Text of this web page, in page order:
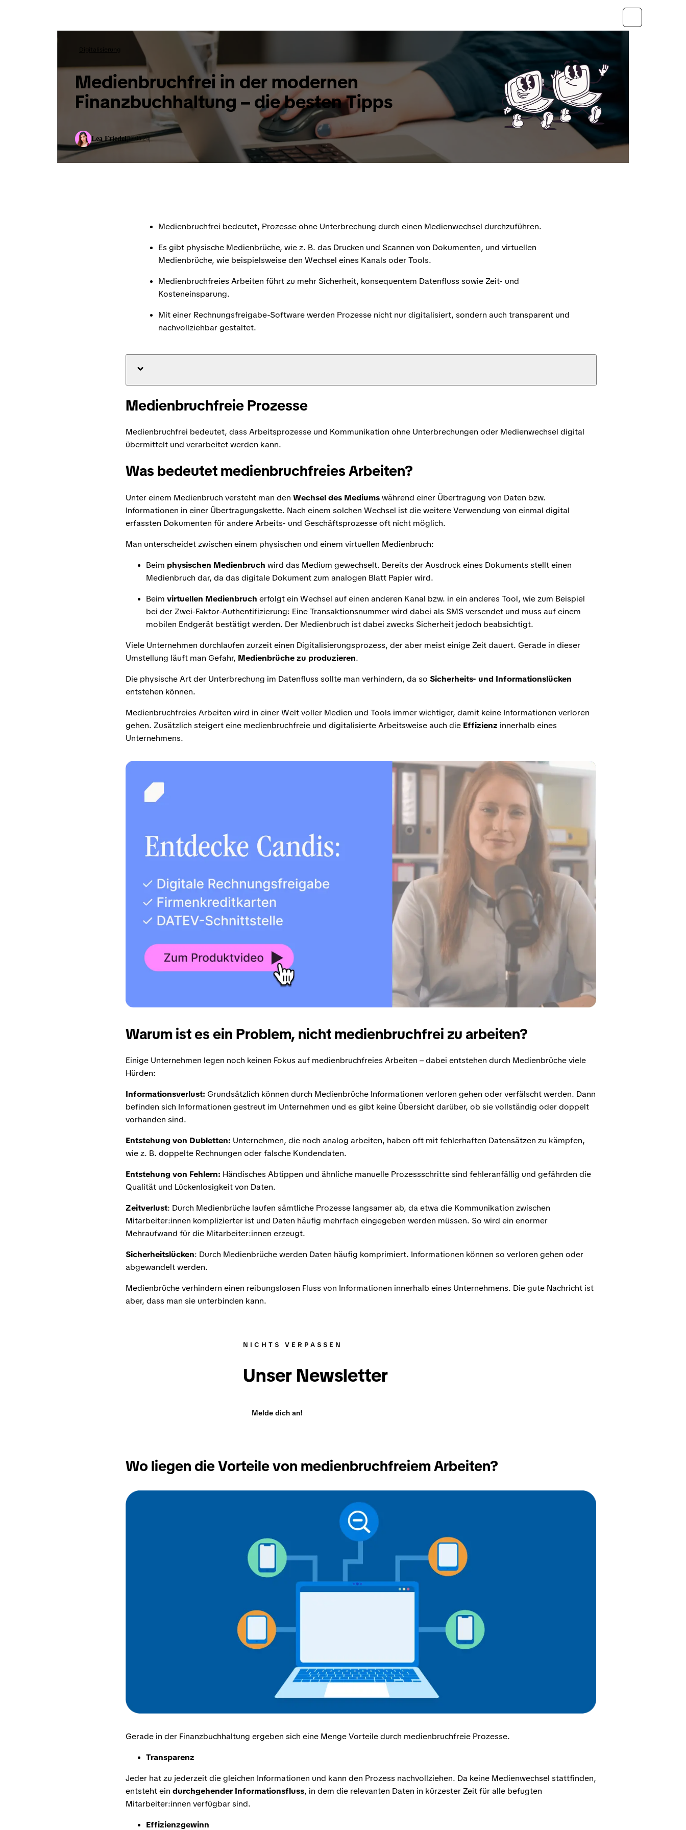
Digitalisierung
Medienbruchfrei in der modernen
Finanzbuchhaltung – die besten Tipps
Lea Friedel|17.05.24|
Medienbruchfrei bedeutet, Prozesse ohne Unterbrechung durch einen Medienwechsel durchzuführen.
Es gibt physische Medienbrüche, wie z. B. das Drucken und Scannen von Dokumenten, und virtuellen
Medienbrüche, wie beispielsweise den Wechsel eines Kanals oder Tools.
Medienbruchfreies Arbeiten führt zu mehr Sicherheit, konsequentem Datenfluss sowie Zeit- und
Kosteneinsparung.
Mit einer Rechnungsfreigabe-Software werden Prozesse nicht nur digitalisiert, sondern auch transparent und
nachvollziehbar gestaltet.
Medienbruchfreie Prozesse
Medienbruchfrei bedeutet, dass Arbeitsprozesse und Kommunikation ohne Unterbrechungen oder Medienwechsel digital
übermittelt und verarbeitet werden kann.
Was bedeutet medienbruchfreies Arbeiten?
Unter einem Medienbruch versteht man den Wechsel des Mediumswährend einer Übertragung von Daten bzw.
Informationen in einer Übertragungskette. Nach einem solchen Wechsel ist die weitere Verwendung von einmal digital
erfassten Dokumenten für andere Arbeits- und Geschäftsprozesse oft nicht möglich.
Man unterscheidet zwischen einem physischen und einem virtuellen Medienbruch:
Beim physischen Medienbruch wird das Medium gewechselt. Bereits der Ausdruck eines Dokuments stellt einen
Medienbruch dar, da das digitale Dokument zum analogen Blatt Papier wird.
Beim virtuellen Medienbruch erfolgt ein Wechsel auf einen anderen Kanal bzw. in ein anderes Tool, wie zum Beispiel
bei der Zwei-Faktor-Authentifizierung: Eine Transaktionsnummer wird dabei als SMS versendet und muss auf einem
mobilen Endgerät bestätigt werden. Der Medienbruch ist dabei zwecks Sicherheit jedoch beabsichtigt.
Viele Unternehmen durchlaufen zurzeit einen Digitalisierungsprozess, der aber meist einige Zeit dauert. Gerade in dieser
Umstellung läuft man Gefahr, Medienbrüche zu produzieren.
Die physische Art der Unterbrechung im Datenfluss sollte man verhindern, da so Sicherheits- und Informationslücken
entstehen können.
Medienbruchfreies Arbeiten wird in einer Welt voller Medien und Tools immer wichtiger, damit keine Informationen verloren
gehen. Zusätzlich steigert eine medienbruchfreie und digitalisierte Arbeitsweise auch die Effizienz innerhalb eines
Unternehmens.
Warum ist es ein Problem, nicht medienbruchfrei zu arbeiten?
Einige Unternehmen legen noch keinen Fokus auf medienbruchfreies Arbeiten – dabei entstehen durch Medienbrüche viele
Hürden:
Informationsverlust: Grundsätzlich können durch Medienbrüche Informationen verloren gehen oder verfälscht werden. Dann
befinden sich Informationen gestreut im Unternehmen und es gibt keine Übersicht darüber, ob sie vollständig oder doppelt
vorhanden sind.
Entstehung von Dubletten: Unternehmen, die noch analog arbeiten, haben oft mit fehlerhaften Datensätzen zu kämpfen,
wie z. B. doppelte Rechnungen oder falsche Kundendaten.
Entstehung von Fehlern: Händisches Abtippen und ähnliche manuelle Prozessschritte sind fehleranfällig und gefährden die
Qualität und Lückenlosigkeit von Daten.
Zeitverlust: Durch Medienbrüche laufen sämtliche Prozesse langsamer ab, da etwa die Kommunikation zwischen
Mitarbeiter:innen komplizierter ist und Daten häufig mehrfach eingegeben werden müssen. So wird ein enormer
Mehraufwand für die Mitarbeiter:innen erzeugt.
Sicherheitslücken: Durch Medienbrüche werden Daten häufig komprimiert. Informationen können so verloren gehen oder
abgewandelt werden.
Medienbrüche verhindern einen reibungslosen Fluss von Informationen innerhalb eines Unternehmens. Die gute Nachricht ist
aber, dass man sie unterbinden kann.
NICHTS VERPASSEN
Unser Newsletter
Melde dich an!
Wo liegen die Vorteile von medienbruchfreiem Arbeiten?
Gerade in der Finanzbuchhaltung ergeben sich eine Menge Vorteile durch medienbruchfreie Prozesse.
Transparenz
Jeder hat zu jederzeit die gleichen Informationen und kann den Prozess nachvollziehen. Da keine Medienwechsel stattfinden,
entsteht ein durchgehender Informationsfluss, in dem die relevanten Daten in kürzester Zeit für alle befugten
Mitarbeiter:innen verfügbar sind.
Effizienzgewinn